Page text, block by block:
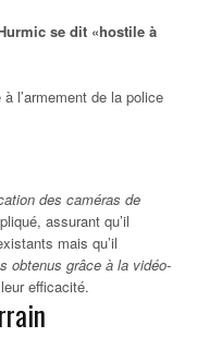
se dit «hostile à
l’armement de la police
des caméras de
assurant qu’il
mais qu’il
obtenus grâce à la vidéo-
efficacité.